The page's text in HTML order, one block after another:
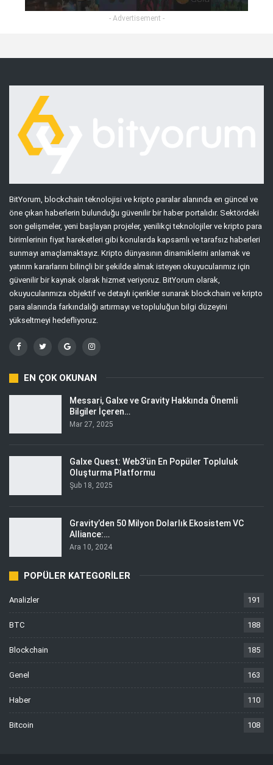
- Advertisement -
BitYorum, blockchain teknolojisi ve kripto paralar alanında en güncel ve
öne çıkan haberlerin bulunduğu güvenilir bir haber portalıdır. Sektördeki
son gelişmeler, yeni başlayan projeler, yenilikçi teknolojiler ve kripto para
birimlerinin fiyat hareketleri gibi konularda kapsamlı ve tarafsız haberleri
sunmayı amaçlamaktayız. Kripto dünyasının dinamiklerini anlamak ve
yatırım kararlarını bilinçli bir şekilde almak isteyen okuyucularımız için
güvenilir bir kaynak olarak hizmet veriyoruz. BitYorum olarak,
okuyucularımıza objektif ve detaylı içerikler sunarak blockchain ve kripto
para alanında farkındalığı artırmayı ve topluluğun bilgi düzeyini
yükseltmeyi hedefliyoruz.
EN ÇOK OKUNAN
Messari, Galxe ve Gravity Hakkında Önemli
Bilgiler İçeren…
Mar 27, 2025
Galxe Quest: Web3’ün En Popüler Topluluk
Oluşturma Platformu
Şub 18, 2025
Gravity’den 50 Milyon Dolarlık Ekosistem VC
Alliance:…
Ara 10, 2024
POPÜLER KATEGORILER
Analizler 191
BTC 188
Blockchain 185
Genel 163
Haber 110
Bitcoin 108